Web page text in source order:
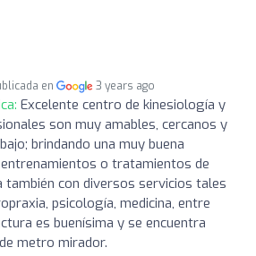
en 3 years ago
Excelente centro de kinesiología y
son muy amables, cercanos y
brindando una muy buena
o tratamientos de
también con diversos servicios tales
psicología, medicina, entre
es buenísima y se encuentra
metro mirador.